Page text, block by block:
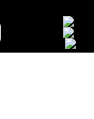
Адриана-2Ф ДО,